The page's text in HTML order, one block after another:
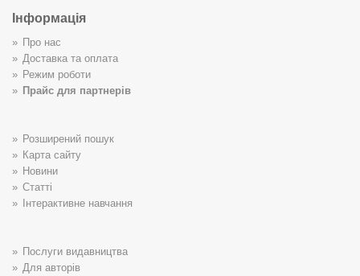
Інформація
Про нас
Доставка та оплата
Режим роботи
Прайс для партнерів
Розширений пошук
Карта сайту
Новини
Статті
Інтерактивне навчання
Послуги видавництва
Для авторів